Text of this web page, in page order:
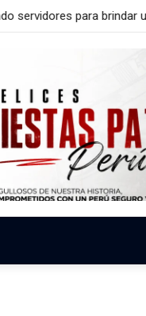
nueva experiencia